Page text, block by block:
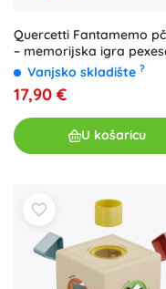
Quercetti Fantamemo
– memorijska igra
Vanjsko skladište ?
17,90 €
U košaricu